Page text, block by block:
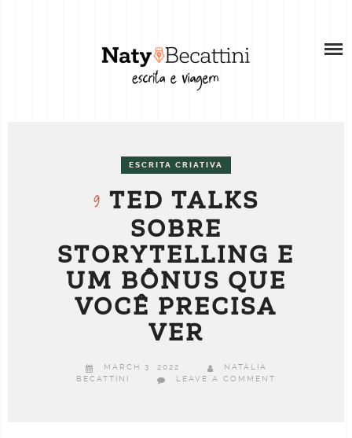
SOBRE A AUTORA
SERVIÇOS PARA REDES SOCIAIS
CONSULTORIA INDIVIDUAL PARA CRIADORES
TRABALHE COMIGO
COMO ESCREVER SUAS HISTÓRIAS DE
ESCRITA CRIATIVA
9 TED TALKS
SOBRE
STORYTELLING E
UM BÔNUS QUE
VOCÊ PRECISA
VER
MARCH 3, 2022
NATÁLIA
BECATTINI
LEAVE A COMMENT